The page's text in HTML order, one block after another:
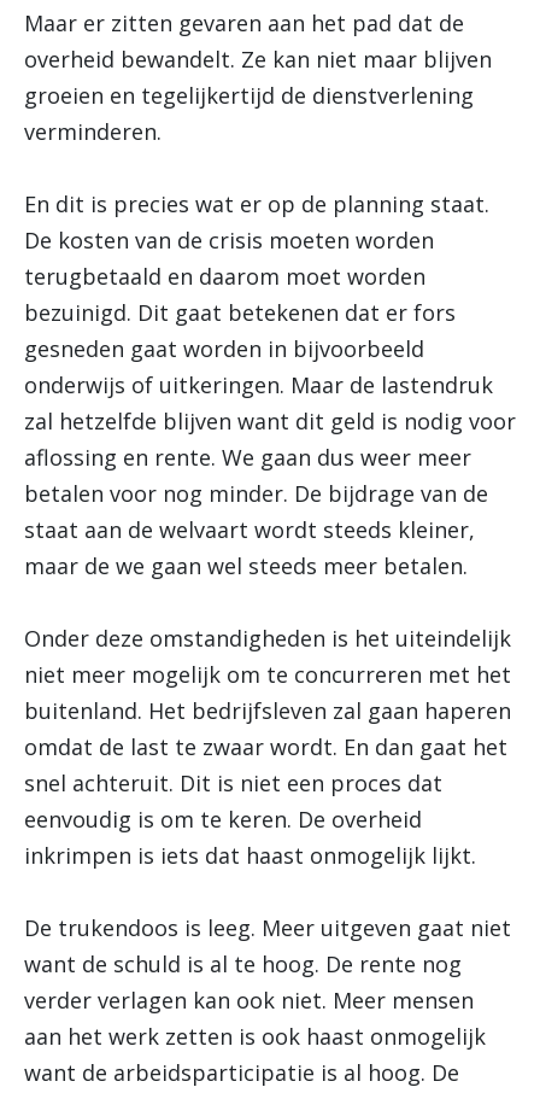
Maar er zitten gevaren aan het pad dat de
overheid bewandelt. Ze kan niet maar blijven
groeien en tegelijkertijd de dienstverlening
verminderen.
En dit is precies wat er op de planning staat.
De kosten van de crisis moeten worden
terugbetaald en daarom moet worden
bezuinigd. Dit gaat betekenen dat er fors
gesneden gaat worden in bijvoorbeeld
onderwijs of uitkeringen. Maar de lastendruk
zal hetzelfde blijven want dit geld is nodig voor
aflossing en rente. We gaan dus weer meer
betalen voor nog minder. De bijdrage van de
staat aan de welvaart wordt steeds kleiner,
maar de we gaan wel steeds meer betalen.
Onder deze omstandigheden is het uiteindelijk
niet meer mogelijk om te concurreren met het
buitenland. Het bedrijfsleven zal gaan haperen
omdat de last te zwaar wordt. En dan gaat het
snel achteruit. Dit is niet een proces dat
eenvoudig is om te keren. De overheid
inkrimpen is iets dat haast onmogelijk lijkt.
De trukendoos is leeg. Meer uitgeven gaat niet
want de schuld is al te hoog. De rente nog
verder verlagen kan ook niet. Meer mensen
aan het werk zetten is ook haast onmogelijk
want de arbeidsparticipatie is al hoog. De